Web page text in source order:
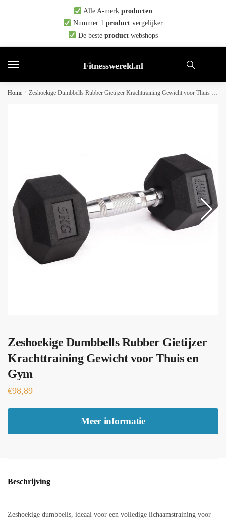
Alle A-merk producten
Nummer 1 productvergelijker
De beste productwebshops
Fitnesswereld.nl
Home / Zeshoekige Dumbbells Rubber Gietijzer Krachttraining Gewicht voor Thuis en Gym
Zeshoekige Dumbbells Rubber Gietijzer
Krachttraining Gewicht voor Thuis en
Gym
€98,89
Meer informatie
Beschrijving
Zeshoekige dumbbells, ideaal voor een volledige lichaamstraining voor